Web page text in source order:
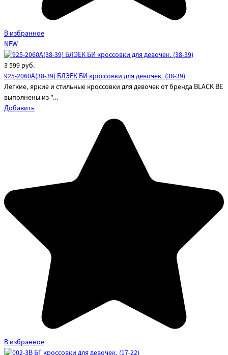
В избранное
NEW
3 599 руб.
925-2060A(38-39) БЛЭЕК БИ кроссовки для девочек. (38-39)
Легкие, яркие и стильные кроссовки для девочек от бренда BLACK BE
выполнены из "...
Добавить
В избранное